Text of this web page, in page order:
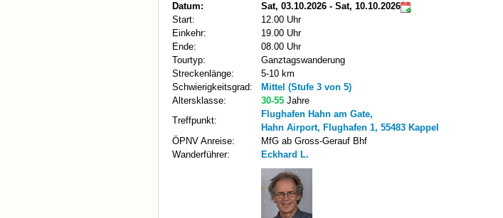
Datum:
Sat, 03.10.2026 - Sat, 10.10.2026
Start:
12.00 Uhr
Einkehr:
19.00 Uhr
Ende:
08.00 Uhr
Tourtyp:
Ganztagswanderung
Streckenlänge:
5-10 km
Schwierigkeitsgrad:
Mittel (Stufe 3 von 5)
Altersklasse:
30-55 Jahre
Treffpunkt:
Flughafen Hahn am Gate,
Hahn Airport, Flughafen 1, 55483 Kappel
ÖPNV Anreise:
MfG ab Gross-Gerauf Bhf
Wanderführer:
Eckhard L.